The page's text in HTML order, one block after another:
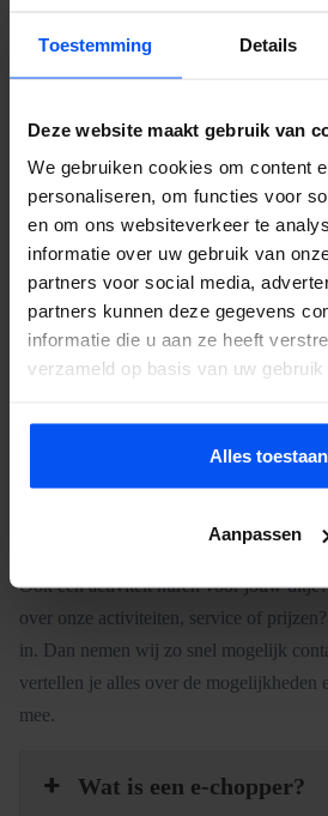
Toestemming Details
Deze website maakt gebruik van
We gebruiken cookies om content
personaliseren, om functies voor
en om ons websiteverkeer te
informatie over uw gebruik van
partners voor social media,
partners kunnen deze gegevens
informatie die u aan ze heeft
verzameld op basis van uw
Alles toestaan
Aanpassen
Veluwe, Alle Veluwe-startlocaties
Contact en informatie
Ook een activiteit huren voor jouw
over onze activiteiten, service of
in. Dan nemen wij zo snel mogelijk
vertellen je alles over de mogelijkheden
mee.
Wat is een e-chopper?